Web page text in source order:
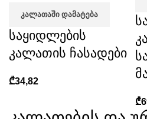
ᲙᲐᲚᲐᲗᲐᲨᲘ ᲓᲐᲛᲐᲢᲔᲑᲐ
საყიდლების
კალათის ჩასადები
₾34,82
₾